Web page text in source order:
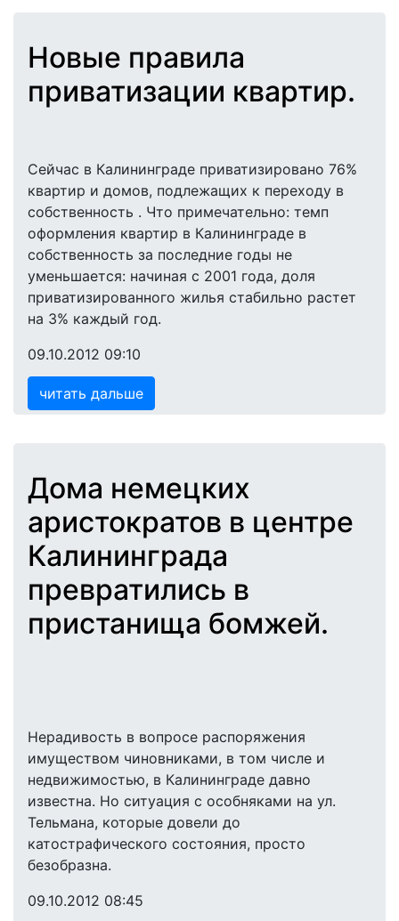
Новые правила
приватизации квартир.
Сейчас в Калининграде приватизировано 76%
квартир и домов, подлежащих к переходу в
собственность . Что примечательно: темп
оформления квартир в Калининграде в
собственность за последние годы не
уменьшается: начиная с 2001 года, доля
приватизированного жилья стабильно растет
на 3% каждый год.
09.10.2012 09:10
читать дальше
Дома немецких
аристократов в центре
Калининграда
превратились в
пристанища бомжей.
Нерадивость в вопросе распоряжения
имуществом чиновниками, в том числе и
недвижимостью, в Калининграде давно
известна. Но ситуация с особняками на ул.
Тельмана, которые довели до
катострафического состояния, просто
безобразна.
09.10.2012 08:45